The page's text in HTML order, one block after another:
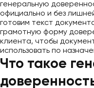
генеральную
официально и без
готовим текст
грамотную форму
клиента, чтобы
использовать по
Что такое